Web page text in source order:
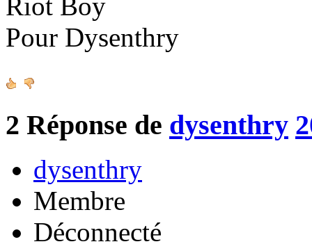
Pour Dysenthry
2 Réponse de dysenthry
dysenthry
Membre
Déconnecté